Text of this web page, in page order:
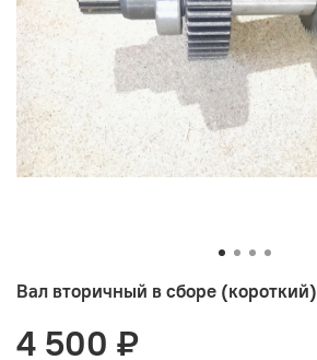
Вал вторичный в сборе (короткий)
4 500 ₽